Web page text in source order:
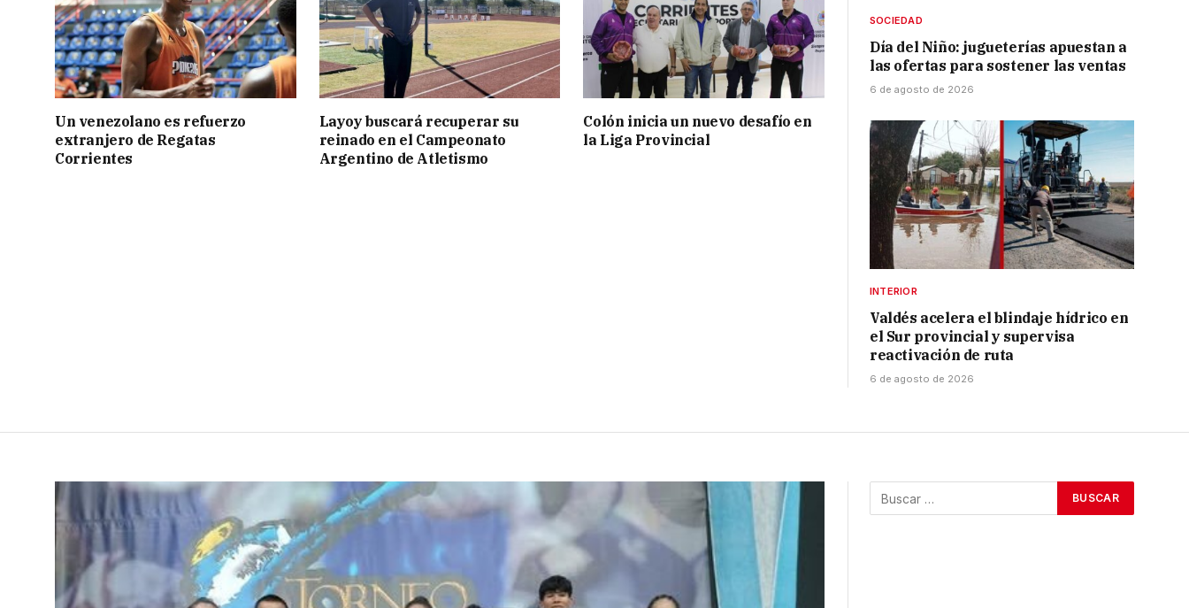
Un venezolano es refuerzo
extranjero de Regatas
Corrientes
Layoy buscará recuperar su
reinado en el Campeonato
Argentino de Atletismo
Colón inicia un nuevo desafío en
la Liga Provincial
SOCIEDAD
Día del Niño: jugueterías apuestan a
las ofertas para sostener las ventas
6 de agosto de 2026
INTERIOR
Valdés acelera el blindaje hídrico en
el Sur provincial y supervisa
reactivación de ruta
6 de agosto de 2026